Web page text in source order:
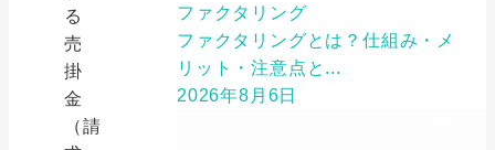
る
売
掛
金
（請
ファクタリング
ファクタリングとは？仕組み・メ
リット・注意点と...
2026年8月6日